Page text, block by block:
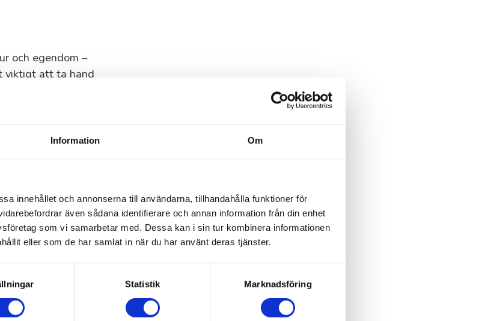
Information Om
innehållet och annonserna till användarna, tillhandahålla funktioner för
även sådana identifierare och annan information från din enhet
som vi samarbetar med. Dessa kan i sin tur kombinera informationen
eller som de har samlat in när du har använt deras tjänster.
Statistik Marknadsföring
och egendom –
viktigt att ta hand
i Bromma tar vi
och stärker trädets
viktigare för att
i
och vad du vill
rätt teknik. Låt